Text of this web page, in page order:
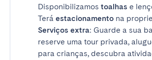
Disponibilizamos toalhas e
Terá estacionamento na
Serviços extra: Guarde a sua
reserve uma tour privada,
para crianças, descubra